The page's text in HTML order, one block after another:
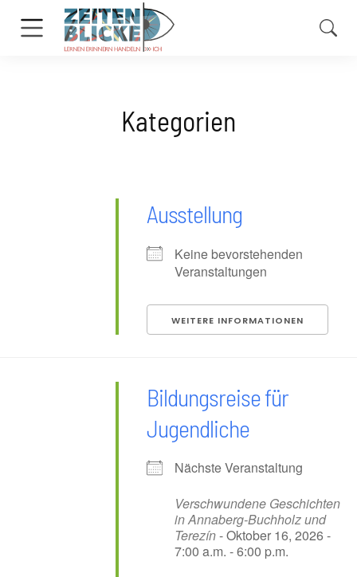
Kategorien
Ausstellung
Keine bevorstehenden
Veranstaltungen
WEITERE INFORMATIONEN
Bildungsreise für
Jugendliche
Nächste Veranstaltung
Verschwundene Geschichten
in Annaberg-Buchholz und
Terezín- Oktober 16, 2026 -
7:00 a.m. - 6:00 p.m.